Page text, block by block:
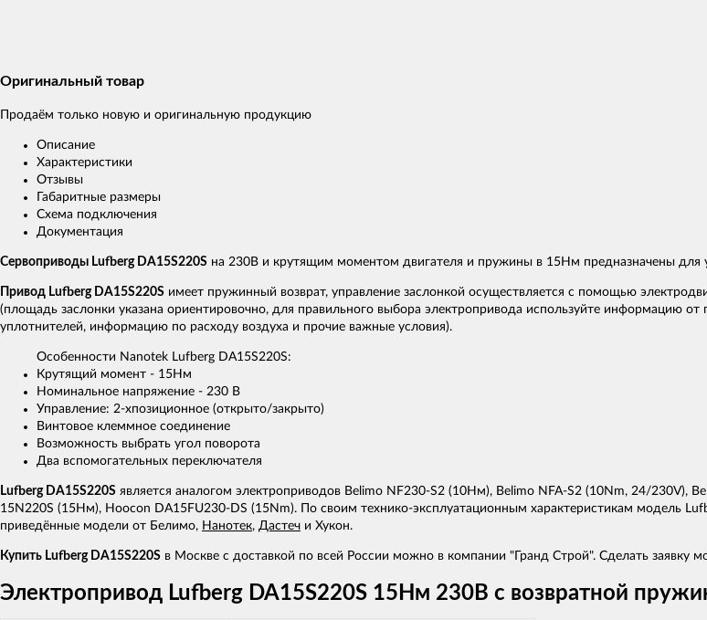
Оригинальный товар
Продаём только новую и оригинальную продукцию
Описание
Характеристики
Отзывы
Габаритные размеры
Схема подключения
Документация
Сервоприводы Lufberg DA15S220S на 230В и крутящим моментом двигателя и пружины в 15Нм предназначены для
Привод Lufberg DA15S220S имеет пружинный возврат, управление заслонкой осуществляется с помощью
(площадь заслонки указана ориентировочно, для правильного выбора электропривода используйте информацию
уплотнителей, информацию по расходу воздуха и прочие важные условия).
Особенности Nanotek Lufberg DA15S220S:
Крутящий момент - 15Нм
Номинальное напряжение - 230 В
Управление: 2-хпозиционное (открыто/закрыто)
Винтовое клеммное соединение
Возможность выбрать угол поворота
Два вспомогательных переключателя
Lufberg DA15S220S является аналогом электроприводов Belimo NF230-S2 (10Нм), Belimo NFA-S2 (10Nm, 24/230V),
15N220S (15Нм), Hoocon DA15FU230-DS (15Nm). По своим технико-эксплуатационным характеристикам модель
приведённые модели от Белимо, Нанотек, Дастеч и Хукон.
Купить Lufberg DA15S220S в Москве с доставкой по всей России можно в компании "Гранд Строй". Сделать заявку
Электропривод Lufberg DA15S220S 15Нм 230В с возвратной